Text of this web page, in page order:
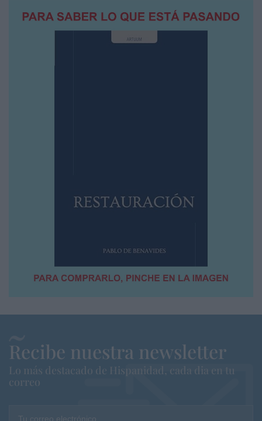
Recibe nuestra newsletter
Lo más destacado de Hispanidad, cada dia en tu
correo
Tu correo electrónico...